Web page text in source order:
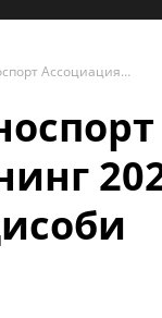
Ўзбекистон Этноспорт Ассоциациясининг 2023 йилдаги фаолияти сарҳисоби